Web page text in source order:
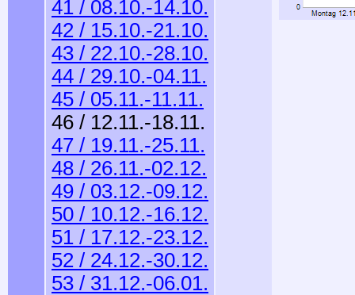
41 / 08.10.-14.10.
42 / 15.10.-21.10.
43 / 22.10.-28.10.
44 / 29.10.-04.11.
45 / 05.11.-11.11.
46 / 12.11.-18.11.
47 / 19.11.-25.11.
48 / 26.11.-02.12.
49 / 03.12.-09.12.
50 / 10.12.-16.12.
51 / 17.12.-23.12.
52 / 24.12.-30.12.
53 / 31.12.-06.01.